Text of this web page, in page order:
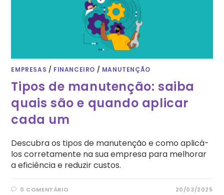
EMPRESAS / FINANCEIRO / MANUTENÇÃO
Tipos de manutenção: saiba
quais são e quando aplicar
cada um
Descubra os tipos de manutenção e como aplicá-
los corretamente na sua empresa para melhorar
a eficiência e reduzir custos.
0 COMENTÁRIO 20/03/2025